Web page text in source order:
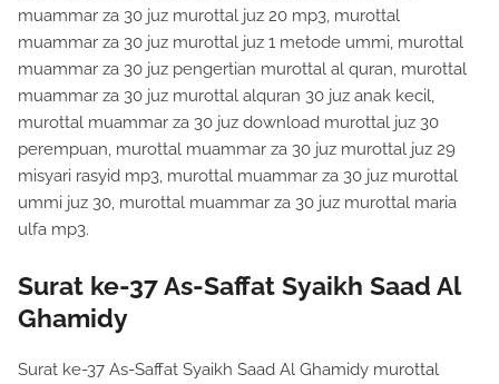
muammar za 30 juz murottal juz 20 mp3, murottal
muammar za 30 juz murottal juz 1 metode ummi, murottal
muammar za 30 juz pengertian murottal al quran, murottal
muammar za 30 juz murottal alquran 30 juz anak kecil,
murottal muammar za 30 juz download murottal juz 30
perempuan, murottal muammar za 30 juz murottal juz 29
misyari rasyid mp3, murottal muammar za 30 juz murottal
ummi juz 30, murottal muammar za 30 juz murottal maria
ulfa mp3.
Surat ke-37 As-Saffat Syaikh Saad Al
Ghamidy
Surat ke-37 As-Saffat Syaikh Saad Al Ghamidy murottal